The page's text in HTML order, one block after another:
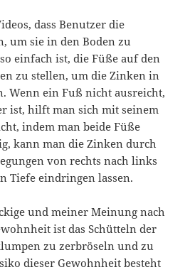
dass Benutzer die
um sie in den Boden zu
einfach ist, die Füße auf den
zu stellen, um die Zinken in
Wenn ein Fuß nicht ausreicht,
ist, hilft man sich mit seinem
indem man beide Füße
kann man die Zinken durch
von rechts nach links
Tiefe eindringen lassen.
und meiner Meinung nach
ist das Schütteln der
zu zerbröseln und zu
dieser Gewohnheit besteht